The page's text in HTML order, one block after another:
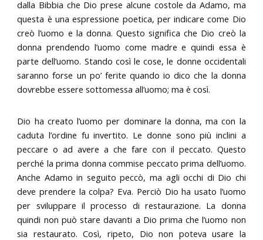
dalla Bibbia che Dio prese alcune costole da Adamo, ma
questa è una espressione poetica, per indicare come Dio
creò l’uomo e la donna. Questo significa che Dio creò la
donna prendendo l’uomo come madre e quindi essa è
parte dell’uomo. Stando così le cose, le donne occidentali
saranno forse un po’ ferite quando io dico che la donna
dovrebbe essere sottomessa all’uomo; ma è così.
Dio ha creato l’uomo per dominare la donna, ma con la
caduta l’ordine fu invertito. Le donne sono più inclini a
peccare o ad avere a che fare con il peccato. Questo
perché la prima donna commise peccato prima dell’uomo.
Anche Adamo in seguito peccò, ma agli occhi di Dio chi
deve prendere la colpa? Eva. Perciò Dio ha usato l’uomo
per sviluppare il processo di restaurazione. La donna
quindi non può stare davanti a Dio prima che l’uomo non
sia restaurato. Così, ripeto, Dio non poteva usare la